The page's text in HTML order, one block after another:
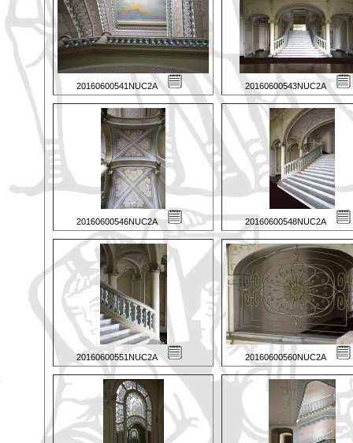
20160600541NUC2A 20160600543NUC2A
20160600546NUC2A 20160600548NUC2A
20160600551NUC2A 20160600560NUC2A